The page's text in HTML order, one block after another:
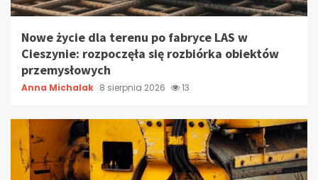
Nowe życie dla terenu po fabryce LAS w
Cieszynie: rozpoczęła się rozbiórka obiektów
przemysłowych
Anna Michalak 8 sierpnia 2026 13